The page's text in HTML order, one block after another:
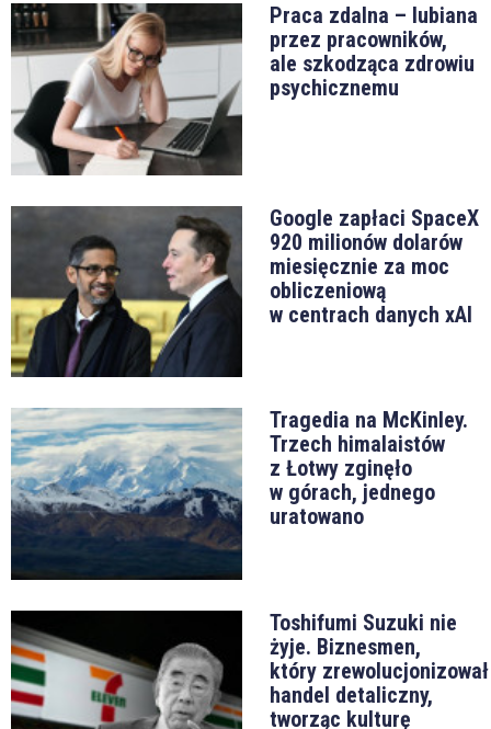
Praca zdalna – lubiana
przez pracowników,
ale szkodząca zdrowiu
psychicznemu
Google zapłaci SpaceX
920 milionów dolarów
miesięcznie za moc
obliczeniową
w centrach danych xAI
Tragedia na McKinley.
Trzech himalaistów
z Łotwy zginęło
w górach, jednego
uratowano
Toshifumi Suzuki nie
żyje. Biznesmen,
który zrewolucjonizował
handel detaliczny,
tworząc kulturę